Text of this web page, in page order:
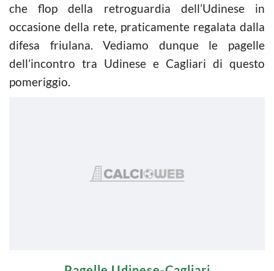
che flop della retroguardia dell’Udinese in
occasione della rete, praticamente regalata dalla
difesa friulana. Vediamo dunque le pagelle
dell’incontro tra Udinese e Cagliari di questo
pomeriggio.